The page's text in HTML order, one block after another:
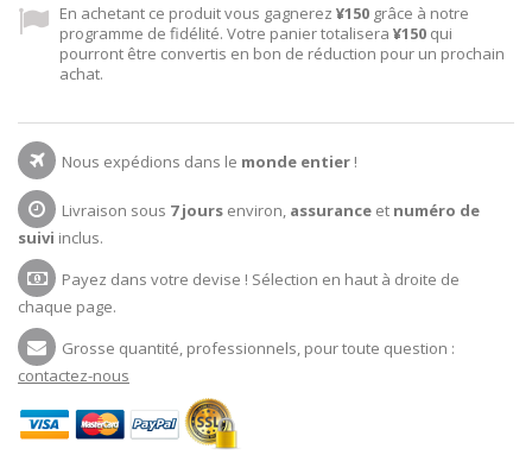
En achetant ce produit vous gagnerez ¥150 grâce à notre
programme de fidélité. Votre panier totalisera ¥150 qui
pourront être convertis en bon de réduction pour un prochain
achat.
Nous expédions dans le monde entier !
Livraison sous 7 jours environ, assurance et numéro de
suivi inclus.
Payez dans votre devise ! Sélection en haut à droite de
chaque page.
Grosse quantité, professionnels, pour toute question :
contactez-nous